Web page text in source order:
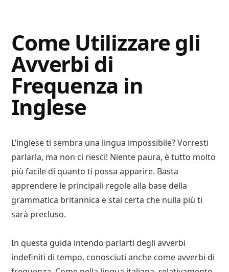
Advisory
Come Utilizzare gli
Avverbi di
Frequenza in
Inglese
L’inglese ti sembra una lingua impossibile? Vorresti
parlarla, ma non ci riesci! Niente paura, è tutto molto
più facile di quanto ti possa apparire. Basta
apprendere le principali regole alla base della
grammatica britannica e stai certa che nulla più ti
sarà precluso.
In questa guida intendo parlarti degli avverbi
indefiniti di tempo, conosciuti anche come avverbi di